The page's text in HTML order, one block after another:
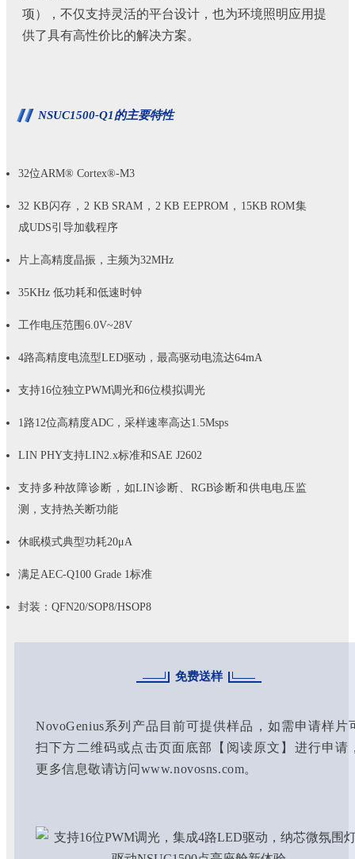
项），不仅支持灵活的平台设计，也为环境照明应用提
供了具有高性价比的解决方案。
NSUC1500-Q1的主要特性
32位ARM® Cortex®-M3
32 KB闪存，2 KB SRAM，2 KB EEPROM，15KB ROM集
成UDS引导加载程序
片上高精度晶振，主频为32MHz
35KHz 低功耗和低速时钟
工作电压范围6.0V~28V
4路高精度电流型LED驱动，最高驱动电流达64mA
支持16位独立PWM调光和6位模拟调光
1路12位高精度ADC，采样速率高达1.5Msps
LIN PHY支持LIN2.x标准和SAE J2602
支持多种故障诊断，如LIN诊断、RGB诊断和供电电压监
测，支持热关断功能
休眠模式典型功耗20μA
满足AEC-Q100 Grade 1标准
封装：QFN20/SOP8/HSOP8
免费送样
NovoGenius系列产品目前可提供样品，如需申请样片
扫下方二维码或点击页面底部【阅读原文】进行申请
更多信息敬请访问www.novosns.com。